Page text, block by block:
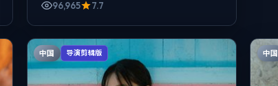
96,965 7.7
中国 导演剪辑版 中国